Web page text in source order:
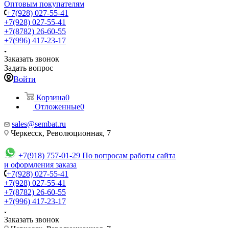
Оптовым покупателям
+7(928) 027-55-41
+7(928) 027-55-41
+7(8782) 26-60-55
+7(996) 417-23-17
Заказать звонок
Задать вопрос
Войти
Корзина0
Отложенные0
sales@sembat.ru
Черкесск, Революционная, 7
+7(918) 757-01-29 По вопросам работы сайта
и оформления заказа
+7(928) 027-55-41
+7(928) 027-55-41
+7(8782) 26-60-55
+7(996) 417-23-17
Заказать звонок